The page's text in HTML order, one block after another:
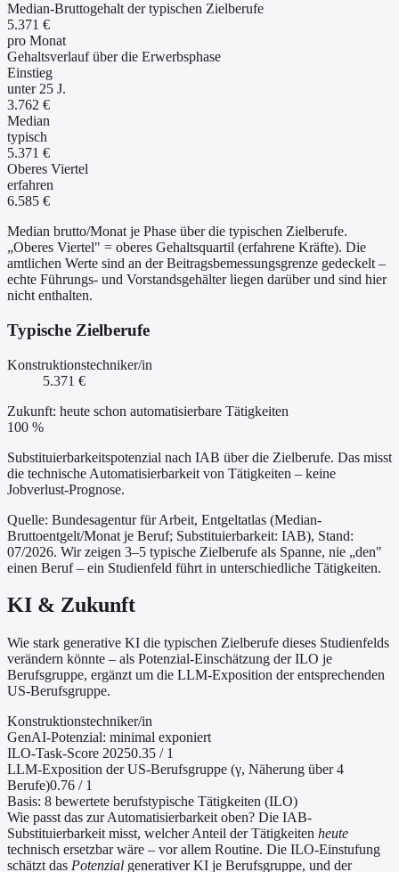
Median-Bruttogehalt der typischen Zielberufe
5.371 €
pro Monat
Gehaltsverlauf über die Erwerbsphase
Einstieg
unter 25 J.
3.762 €
Median
typisch
5.371 €
Oberes Viertel
erfahren
6.585 €
Median brutto/Monat je Phase über die typischen Zielberufe.
„Oberes Viertel" = oberes Gehaltsquartil (erfahrene Kräfte). Die
amtlichen Werte sind an der Beitragsbemessungsgrenze gedeckelt –
echte Führungs- und Vorstandsgehälter liegen darüber und sind hier
nicht enthalten.
Typische Zielberufe
Konstruktionstechniker/in
5.371 €
Zukunft: heute schon automatisierbare Tätigkeiten
100 %
Substituierbarkeitspotenzial nach IAB über die Zielberufe. Das misst
die technische Automatisierbarkeit von Tätigkeiten – keine
Jobverlust-Prognose.
Quelle: Bundesagentur für Arbeit, Entgeltatlas (Median-
Bruttoentgelt/Monat je Beruf; Substituierbarkeit: IAB), Stand:
07/2026. Wir zeigen 3–5 typische Zielberufe als Spanne, nie „den"
einen Beruf – ein Studienfeld führt in unterschiedliche Tätigkeiten.
KI & Zukunft
Wie stark generative KI die typischen Zielberufe dieses Studienfelds
verändern könnte – als Potenzial-Einschätzung der ILO je
Berufsgruppe, ergänzt um die LLM-Exposition der entsprechenden
US-Berufsgruppe.
Konstruktionstechniker/in
GenAI-Potenzial: minimal exponiert
ILO-Task-Score 20250.35 / 1
LLM-Exposition der US-Berufsgruppe (γ, Näherung über 4
Berufe)0.76 / 1
Basis: 8 bewertete berufstypische Tätigkeiten (ILO)
Wie passt das zur Automatisierbarkeit oben? Die IAB-
Substituierbarkeit misst, welcher Anteil der Tätigkeiten heute
technisch ersetzbar wäre – vor allem Routine. Die ILO-Einstufung
schätzt das Potenzial generativer KI je Berufsgruppe, und der